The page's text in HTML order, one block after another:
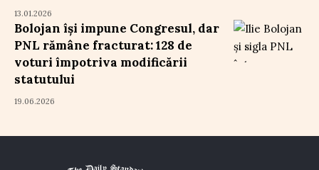
13.01.2026
Bolojan își impune Congresul, dar
PNL rămâne fracturat: 128 de
voturi împotriva modificării
statutului
19.06.2026